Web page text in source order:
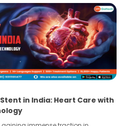
Steps for Effective Human
and Processing Methods